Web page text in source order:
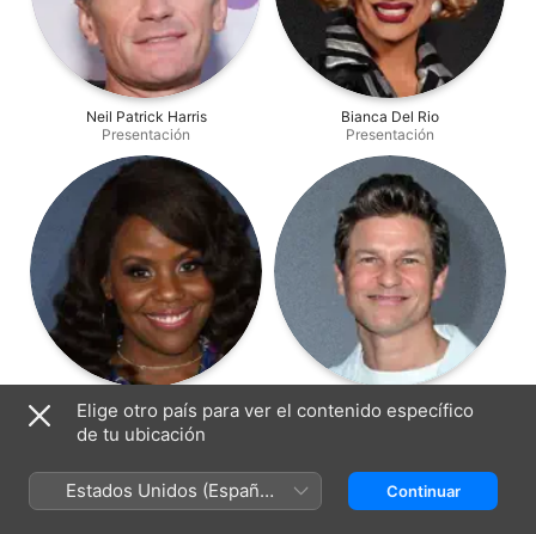
Neil Patrick Harris
Presentación
Bianca Del Rio
Presentación
Haneefah Wood
Presentación
David Burtka
Producción
Elige otro país para ver el contenido específico
de tu ubicación
Estados Unidos (Español
México)
Continuar